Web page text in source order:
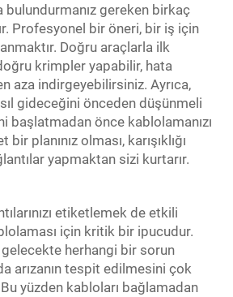
bulundurmanız gereken birkaç
Profesyonel bir öneri, bir iş için
Doğru araçlarla ilk
krimpler yapabilir, hata
aza indirgeyebilirsiniz. Ayrıca,
gideceğini önceden düşünmeli
başlatmadan önce kablolamanızı
bir planınız olması, karışıklığı
yapmaktan sizi kurtarır.
etiketlemek de etkili
için kritik bir ipucudur.
herhangi bir sorun
arızanın tespit edilmesini çok
yüzden kabloları bağlamadan